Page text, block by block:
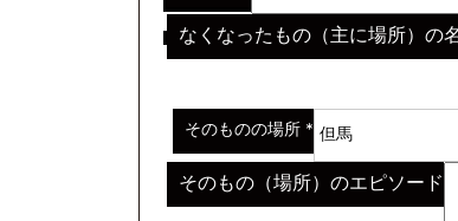
なくなったもの（主に場所）の
そのものの場所 *
そのもの（場所）のエピソード